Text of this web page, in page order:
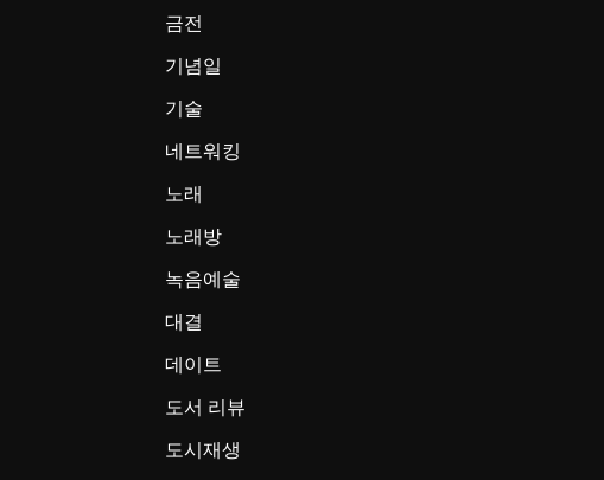
금전
기념일
기술
네트워킹
노래
노래방
녹음예술
대결
데이트
도서 리뷰
도시재생